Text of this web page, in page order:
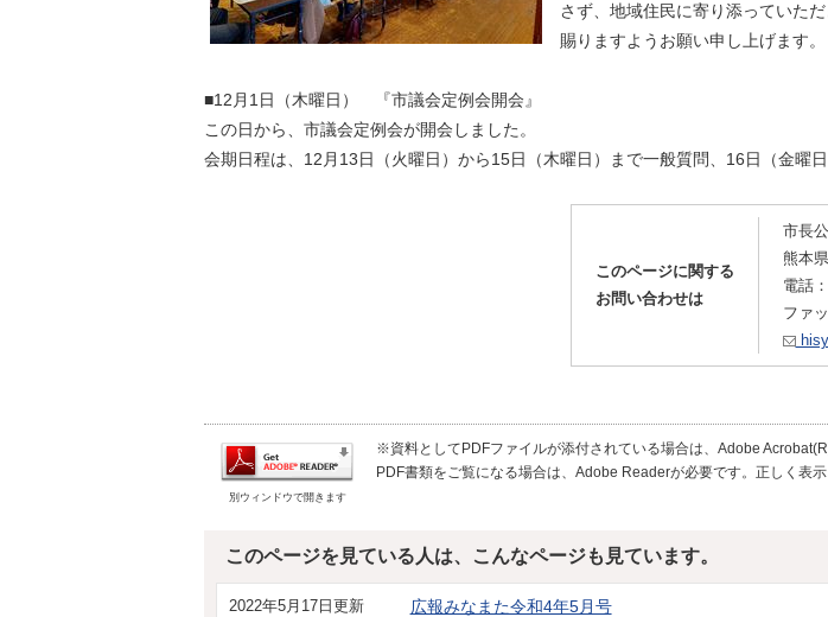
さず、地域住民に寄り添っていた
賜りますようお願い申し上げます。
■12月1日（木曜日） 『市議会定例会開会』
この日から、市議会定例会が開会しました。
会期日程は、12月13日（火曜日）から15日（木曜日）まで一般質問、16日（金曜
このページに関する
お問い合わせは
市長
熊本
電話
ファ
別ウィンドウで開きます
※資料としてPDFファイルが添付されている場合は、Adobe
PDF書類をご覧になる場合は、Adobe Readerが必要です。正しく表
このページを見ている人は、こんなページも見ています。
2022年5月17日更新 広報みなまた令和4年5月号